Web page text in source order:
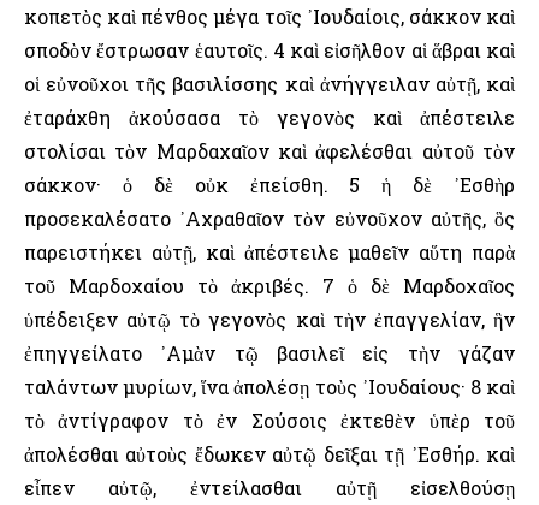
κοπετὸς καὶ πένθος μέγα τοῖς ᾿Ιουδαίοις, σάκκον καὶ
σποδὸν ἔστρωσαν ἑαυτοῖς. 4 καὶ εἰσῆλθον αἱ ἅβραι καὶ
οἱ εὐνοῦχοι τῆς βασιλίσσης καὶ ἀνήγγειλαν αὐτῇ, καὶ
ἐταράχθη ἀκούσασα τὸ γεγονὸς καὶ ἀπέστειλε
στολίσαι τὸν Μαρδαχαῖον καὶ ἀφελέσθαι αὐτοῦ τὸν
σάκκον· ὁ δὲ οὐκ ἐπείσθη. 5 ἡ δὲ ᾿Εσθὴρ
προσεκαλέσατο ᾿Αχραθαῖον τὸν εὐνοῦχον αὐτῆς, ὃς
παρειστήκει αὐτῇ, καὶ ἀπέστειλε μαθεῖν αὕτη παρὰ
τοῦ Μαρδοχαίου τὸ ἀκριβές. 7 ὁ δὲ Μαρδοχαῖος
ὑπέδειξεν αὐτῷ τὸ γεγονὸς καὶ τὴν ἐπαγγελίαν, ἣν
ἐπηγγείλατο ᾿Αμὰν τῷ βασιλεῖ εἰς τὴν γάζαν
ταλάντων μυρίων, ἵνα ἀπολέσῃ τοὺς ᾿Ιουδαίους· 8 καὶ
τὸ ἀντίγραφον τὸ ἐν Σούσοις ἐκτεθὲν ὑπὲρ τοῦ
ἀπολέσθαι αὐτοὺς ἔδωκεν αὐτῷ δεῖξαι τῇ ᾿Εσθήρ. καὶ
εἶπεν αὐτῷ, ἐντείλασθαι αὐτῇ εἰσελθούσῃ